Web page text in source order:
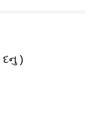
દનુ )